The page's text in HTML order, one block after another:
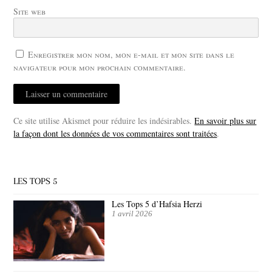
Site web
Enregistrer mon nom, mon e-mail et mon site dans le
navigateur pour mon prochain commentaire.
Ce site utilise Akismet pour réduire les indésirables.En savoir plus sur
la façon dont les données de vos commentaires sont traitées.
LES TOPS 5
Les Tops 5 d’Hafsia Herzi
1 avril 2026